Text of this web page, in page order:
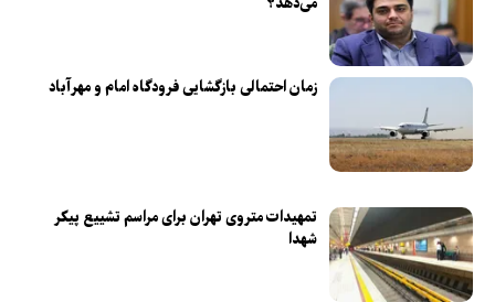
زمان احتمالی بازگشایی فرودگاه امام و مهرآباد
تمهیدات متروی تهران برای مراسم تشییع پیکر
شهدا